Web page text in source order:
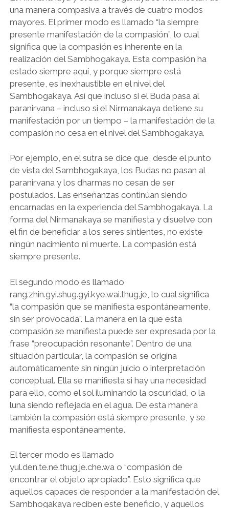
una manera compasiva a través de cuatro modos
mayores. El primer modo es llamado “la siempre
presente manifestación de la compasión”, lo cual
significa que la compasión es inherente en la
realización del Sambhogakaya. Esta compasión ha
estado siempre aquí, y porque siempre está
presente, es inexhaustible en el nivel del
Sambhogakaya. Así que incluso si el Buda pasa al
paranirvana – incluso si el Nirmanakaya detiene su
manifestación por un tiempo – la manifestación de la
compasión no cesa en el nivel del Sambhogakaya.
Por ejemplo, en el sutra se dice que, desde el punto
de vista del Sambhogakaya, los Budas no pasan al
paranirvana y los dharmas no cesan de ser
postulados. Las enseñanzas continúan siendo
encarnadas en la experiencia del Sambhogakaya. La
forma del Nirmanakaya se manifiesta y disuelve con
el fin de beneficiar a los seres sintientes, no existe
ningún nacimiento ni muerte. La compasión está
siempre presente.
El segundo modo es llamado
rang.zhin.gyi.shug.gyi.kye.wai.thug.je, lo cual significa
“la compasión que se manifiesta espontáneamente,
sin ser provocada”. La manera en la que esta
compasión se manifiesta puede ser expresada por la
frase “preocupación resonante”. Dentro de una
situación particular, la compasión se origina
automáticamente sin ningún juicio o interpretación
conceptual. Ella se manifiesta si hay una necesidad
para ello, como el sol iluminando la oscuridad, o la
luna siendo reflejada en el agua. De esta manera
también la compasión está siempre presente, y se
manifiesta espontáneamente.
El tercer modo es llamado
yul.den.te.ne.thug.je.che.wa o “compasión de
encontrar el objeto apropiado”. Esto significa que
aquellos capaces de responder a la manifestación del
Sambhogakaya reciben este beneficio, y aquellos